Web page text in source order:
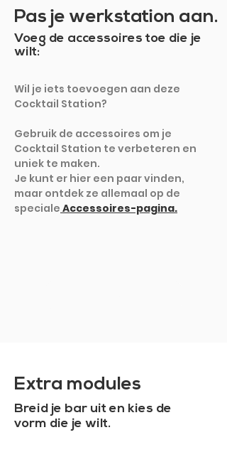
Pas je werkstation aan.
Voeg de accessoires toe die je
wilt:
Wil je iets toevoegen aan deze
Cocktail Station?
Gebruik de accessoires om je
Cocktail Station te verbeteren en
uniek te maken.
Je kunt er hier een paar vinden,
maar ontdek ze allemaal op de
speciale Accessoires-pagina.
Extra modules
Breid je bar uit en kies de
vorm die je wilt.